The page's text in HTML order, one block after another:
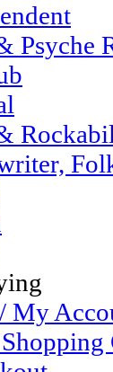
Psyche
My